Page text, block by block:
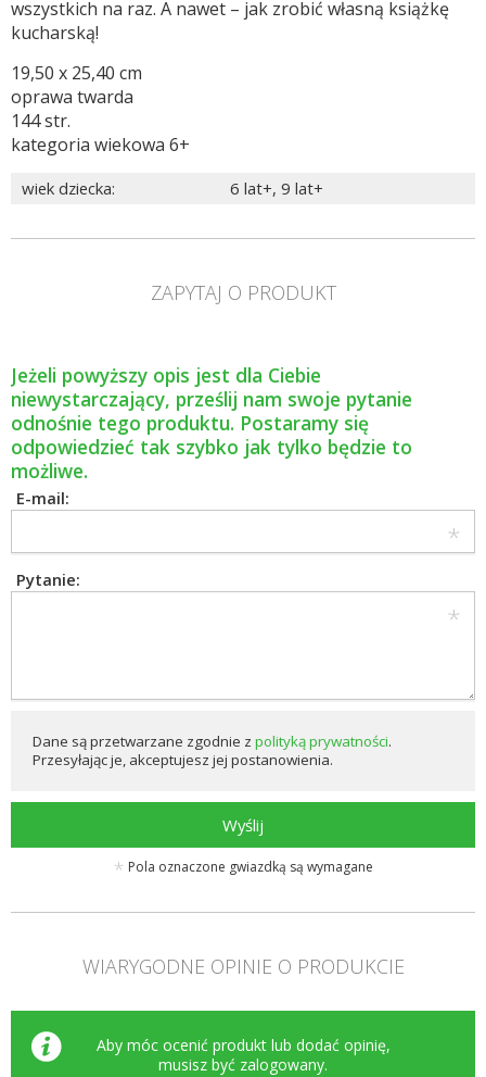
wszystkich na raz. A nawet – jak zrobić własną książkę
kucharską!
19,50 x 25,40 cm
oprawa twarda
144 str.
kategoria wiekowa 6+
wiek dziecka: 6 lat+, 9 lat+
ZAPYTAJ O PRODUKT
Jeżeli powyższy opis jest dla Ciebie
niewystarczający, prześlij nam swoje pytanie
odnośnie tego produktu. Postaramy się
odpowiedzieć tak szybko jak tylko będzie to
możliwe.
E-mail:
Pytanie:
Dane są przetwarzane zgodnie z polityką prywatności.
Przesyłając je, akceptujesz jej postanowienia.
Wyślij
Pola oznaczone gwiazdką są wymagane
WIARYGODNE OPINIE O PRODUKCIE
Aby móc ocenić produkt lub dodać opinię,
musisz być zalogowany.